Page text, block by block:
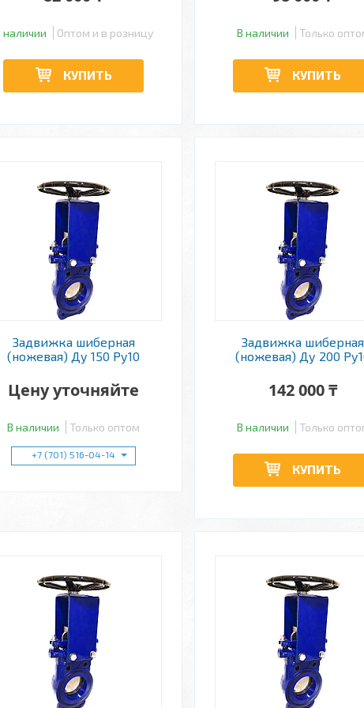
наличии Оптом и в розницу
КУПИТЬ
В наличии Только
КУПИТЬ
Задвижка шиберная
(ножевая) Ду 150 Ру10
Цену уточняйте
В наличии Только оптом
+7 (701) 516-04-14
Задвижка шиберная
(ножевая) Ду 200
142 000 ₸
В наличии Только
КУПИТЬ